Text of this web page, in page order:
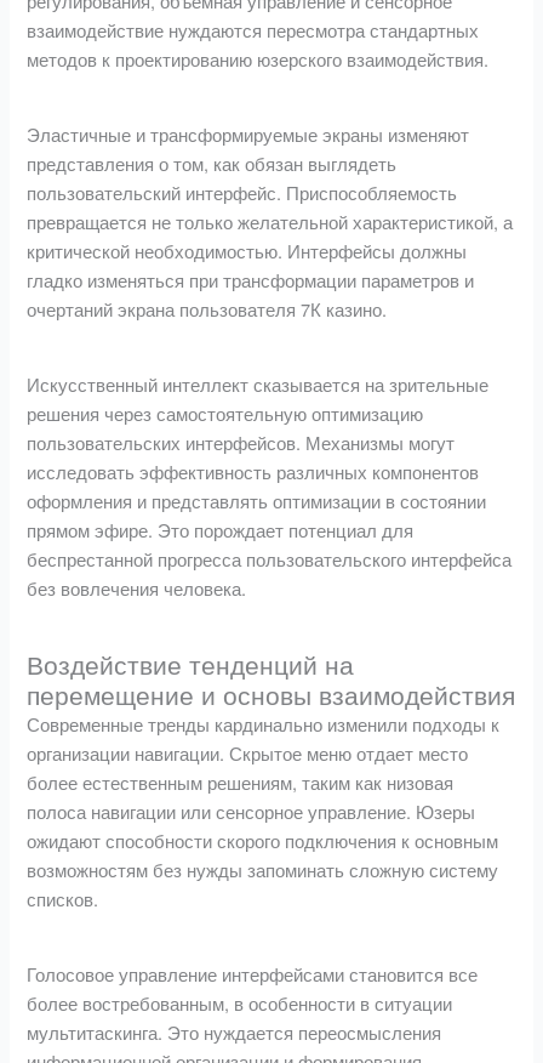
взаимодействие нуждаются пересмотра стандартных
методов к проектированию юзерского взаимодействия.
Эластичные и трансформируемые экраны изменяют
представления о том, как обязан выглядеть
пользовательский интерфейс. Приспособляемость
превращается не только желательной характеристикой, а
критической необходимостью. Интерфейсы должны
гладко изменяться при трансформации параметров и
очертаний экрана пользователя 7К казино.
Искусственный интеллект сказывается на зрительные
решения через самостоятельную оптимизацию
пользовательских интерфейсов. Механизмы могут
исследовать эффективность различных компонентов
оформления и представлять оптимизации в состоянии
прямом эфире. Это порождает потенциал для
беспрестанной прогресса пользовательского интерфейса
без вовлечения человека.
Воздействие тенденций на
перемещение и основы взаимодействия
Современные тренды кардинально изменили подходы к
организации навигации. Скрытое меню отдает место
более естественным решениям, таким как низовая
полоса навигации или сенсорное управление. Юзеры
ожидают способности скорого подключения к основным
возможностям без нужды запоминать сложную систему
списков.
Голосовое управление интерфейсами становится все
более востребованным, в особенности в ситуации
мультитаскинга. Это нуждается переосмысления